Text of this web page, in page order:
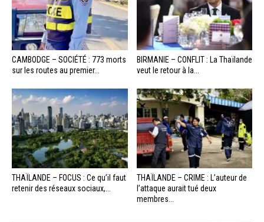
CAMBODGE – SOCIÉTÉ : 773 morts
sur les routes au premier...
BIRMANIE – CONFLIT : La Thaïlande
veut le retour à la...
THAÏLANDE – FOCUS : Ce qu’il faut
retenir des réseaux sociaux,...
THAÏLANDE – CRIME : L’auteur de
l’attaque aurait tué deux
membres...